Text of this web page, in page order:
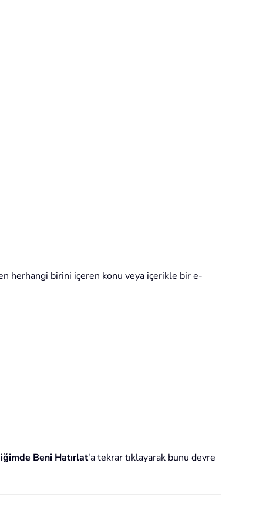
herhangi birini içeren konu veya içerikle bir e-
Beni Hatırlat'a tekrar tıklayarak bunu devre